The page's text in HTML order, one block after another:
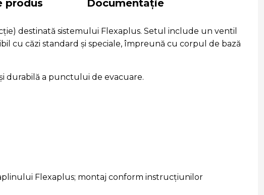
produs Documentație
destinată sistemului Flexaplus. Setul include un ventil
cu căzi standard și speciale, împreună cu corpul de bază
durabilă a punctului de evacuare.
Flexaplus; montaj conform instrucțiunilor